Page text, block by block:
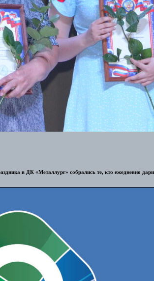
в ДК «Металлург» собрались те, кто ежедневно